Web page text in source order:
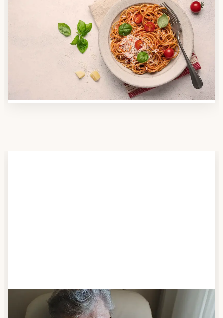
Anbieter finden
Nutzen Sie unsere große Mahlzeiten-Dienst-Suche,
um herauszufinden, welche Anbieter es in Ihrer
Region gibt und welcher am besten zu Ihnen passt.
Verschaffen Sie sich auch einen Überblick über die
Essen auf Rädern-Kosten.
Schritt 3